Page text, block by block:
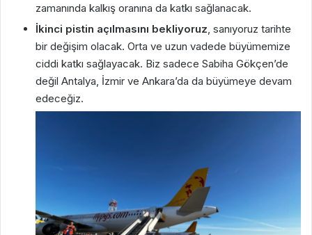
zamanında kalkış oranına da katkı sağlanacak.
İkinci pistin açılmasını bekliyoruz , sanıyoruz tarihte
bir değişim olacak. Orta ve uzun vadede büyümemize
ciddi katkı sağlayacak. Biz sadece Sabiha Gökçen’de
değil Antalya, İzmir ve Ankara’da da büyümeye devam
edeceğiz.